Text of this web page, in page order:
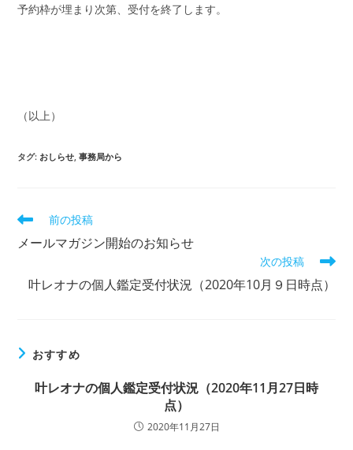
予約枠が埋まり次第、受付を終了します。
（以上）
タグ: おしらせ, 事務局から
そ
他
前の投稿
メールマガジン開始のお知らせ
次の投稿
叶レオナの個人鑑定受付状況（2020年10月９日時点）
おすすめ
叶レオナの個人鑑定受付状況（2020年11月27日時
点）
2020年11月27日